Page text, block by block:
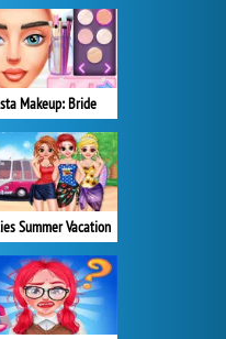
Makeup: Bride
Summer Vacation